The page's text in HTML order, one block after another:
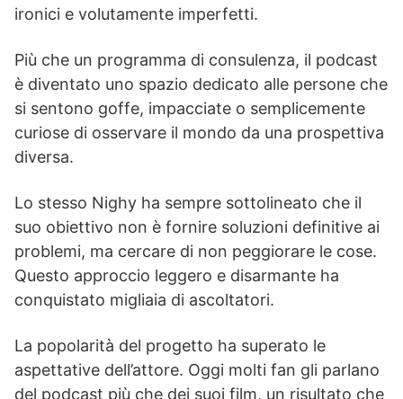
ironici e volutamente imperfetti.
Più che un programma di consulenza, il podcast
è diventato uno spazio dedicato alle persone che
si sentono goffe, impacciate o semplicemente
curiose di osservare il mondo da una prospettiva
diversa.
Lo stesso Nighy ha sempre sottolineato che il
suo obiettivo non è fornire soluzioni definitive ai
problemi, ma cercare di non peggiorare le cose.
Questo approccio leggero e disarmante ha
conquistato migliaia di ascoltatori.
La popolarità del progetto ha superato le
aspettative dell’attore. Oggi molti fan gli parlano
del podcast più che dei suoi film, un risultato che